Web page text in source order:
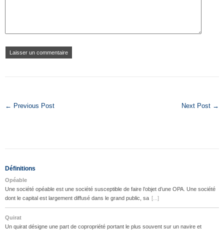
← Previous Post Next Post →
Définitions
Opéable
Une société opéable est une société susceptible de faire l’objet d’une OPA. Une société
dont le capital est largement diffusé dans le grand public, sa [...]
Quirat
Un quirat désigne une part de copropriété portant le plus souvent sur un navire et